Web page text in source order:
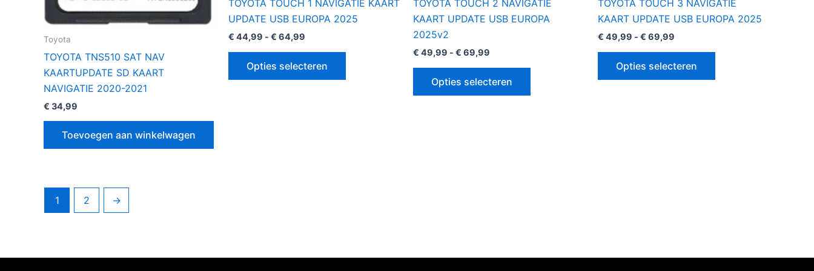
Toyota
TOYOTA TNS510 SAT NAV
KAARTUPDATE SD KAART
NAVIGATIE 2020-2021
€ 34,99
Toevoegen aan winkelwagen
TOYOTA TOUCH 1 NAVIGATIE KAART
UPDATE USB EUROPA 2025
€ 44,99 - € 64,99
Opties selecteren
TOYOTA TOUCH 2 NAVIGATIE
KAART UPDATE USB EUROPA
2025v2
€ 49,99 - € 69,99
Opties selecteren
TOYOTA TOUCH 3 NAVIGATIE
KAART UPDATE USB EUROPA 2025
€ 49,99 - € 69,99
Opties selecteren
1 2 →